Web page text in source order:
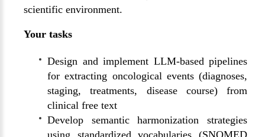
scientific environment.
Your tasks
Design and implement LLM-based pipelines
for extracting oncological events (diagnoses,
staging, treatments, disease course) from
clinical free text
Develop semantic harmonization strategies
using standardized vocabularies (SNOMED